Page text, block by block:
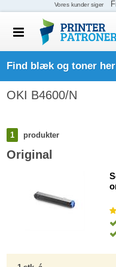
Find blæk og toner her
OKI B4600/N
1 produkter
Original